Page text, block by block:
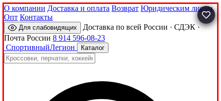
О компании Доставка и оплата Возврат Юридическим лицам
Опт Контакты
Для слабовидящих
Доставка по всей России · СДЭК ·
Почта России 8 914 596-08-23
СпортивныйЛегион Каталог